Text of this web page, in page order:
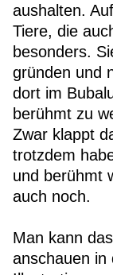
aushalten.
Tiere, die
besonders.
gründen und
dort im
berühmt zu
Zwar klappt
trotzdem
und berühmt
auch noch.
Man kann
anschauen in